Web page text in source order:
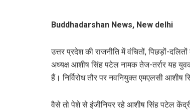
Buddhadarshan News, New delhi
उत्तर प्रदेश की राजनीति में वंचितों, पिछड़ों-
अध्यक्ष आशीष सिंह पटेल नामक तेज-तर्रार यह
हैं। निर्विरोध तौर पर नवनियुक्त एमएलसी आशीष
वैसे तो पेशे से इंजीनियर रहे आशीष सिंह पटेल